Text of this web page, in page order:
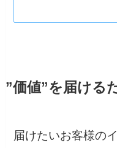
”価値”を届ける
届けたいお客様の